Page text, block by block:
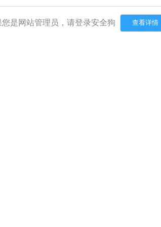
您是网站管理员，请登录安全狗